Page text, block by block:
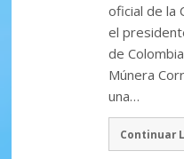
oficial de la
el
de
Múnera
una…
Continuar